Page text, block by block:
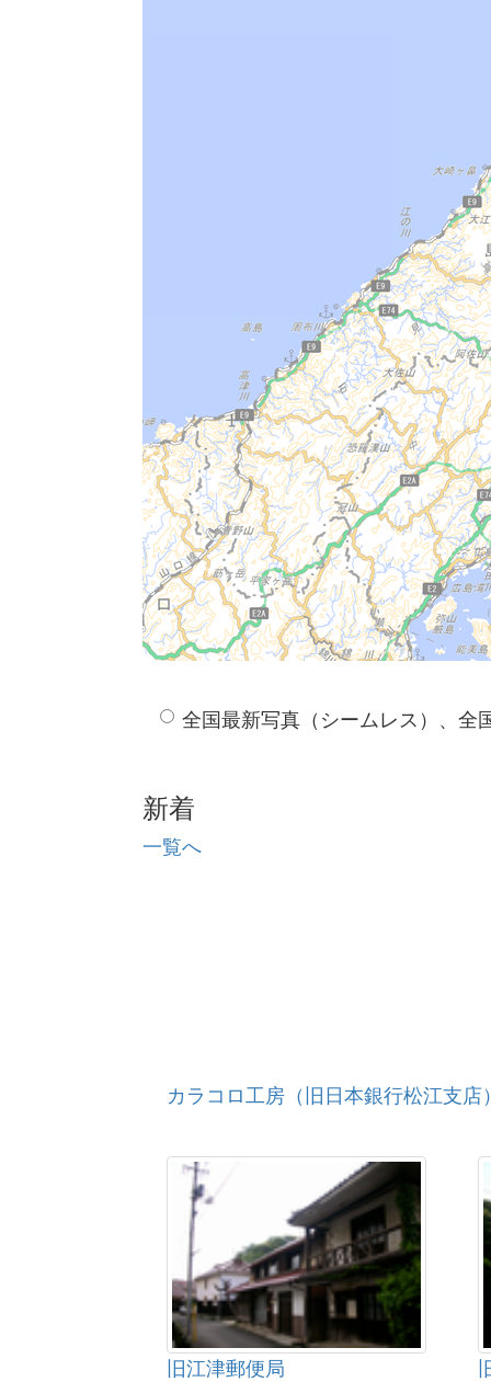
全国最新写真（シームレス）、全
新着
一覧へ
カラコロ工房（旧日本銀行松江支店
旧江津郵便局